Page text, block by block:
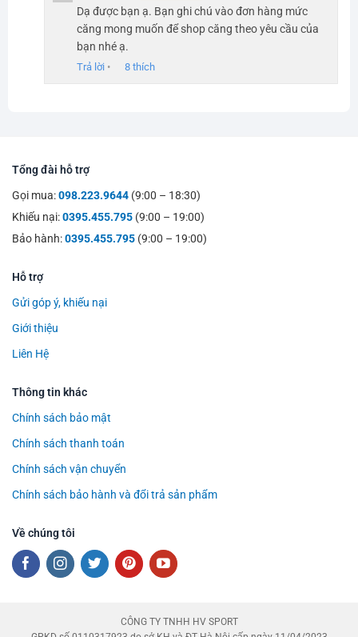
Dạ được bạn ạ. Bạn ghi chú vào đơn hàng mức
căng mong muốn để shop căng theo yêu cầu của
bạn nhé ạ.
Trả lời • 8thích
Tổng đài hỗ trợ
Gọi mua:098.223.9644 (9:00 – 18:30)
Khiếu nại:0395.455.795 (9:00 – 19:00)
Bảo hành:0395.455.795 (9:00 – 19:00)
Hỗ trợ
Gửi góp ý, khiếu nại
Giới thiệu
Liên Hệ
Thông tin khác
Chính sách bảo mật
Chính sách thanh toán
Chính sách vận chuyển
Chính sách bảo hành và đổi trả sản phẩm
Về chúng tôi
CÔNG TY TNHH HV SPORT